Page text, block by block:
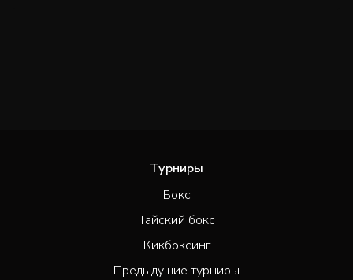
Турниры
Бокс
Тайский бокс
Кикбоксинг
Предыдущие турниры